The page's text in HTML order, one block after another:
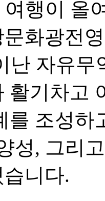
여행이 올
화광전
난 자유
활기차고
를 조성하
성, 그리
니다.